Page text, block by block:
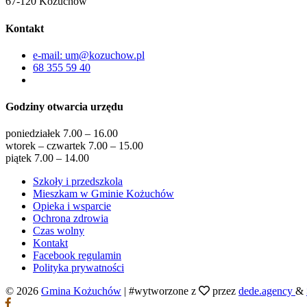
Kontakt
e-mail: um@kozuchow.pl
68 355 59 40
Godziny otwarcia urzędu
poniedziałek 7.00 – 16.00
wtorek – czwartek 7.00 – 15.00
piątek 7.00 – 14.00
Szkoły i przedszkola
Mieszkam w Gminie Kożuchów
Opieka i wsparcie
Ochrona zdrowia
Czas wolny
Kontakt
Facebook regulamin
Polityka prywatności
© 2026 Gmina Kożuchów | #wytworzone z przez dede.agency &